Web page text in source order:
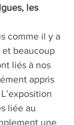
les
comme il y a
et beaucoup
liés à nos
appris
liée au
une